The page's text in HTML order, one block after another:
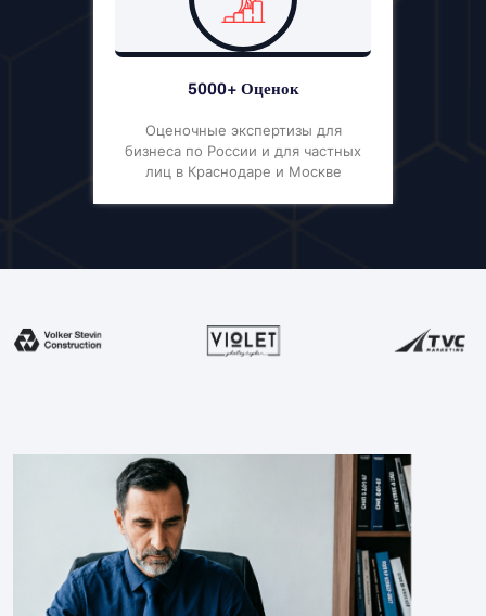
5000+ Оценок
Оценочные экспертизы для
бизнеса по России и для частных
лиц в Краснодаре и Москве